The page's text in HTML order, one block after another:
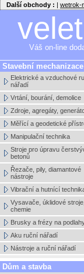
Další obchody : | wetrok-
Váš on-line
Stavební mechanizace
Elektrické a vzduchové
nářadí
Vrtání, bourání, demolice
Zdroje, agregáty,
Měřící a geodetické
Manipulační technika
Stroje pro úpravu
betonů
Řezače, pily, diamantové
nástroje
Vibrační a hutnící
Vysavače, úklidové stroje,
chemie
Brusky a frézy na
Aku ruční nářadí
Nástroje a ruční nářadí
Dům a stavba